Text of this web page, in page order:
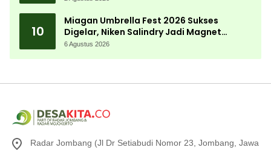
10
Miagan Umbrella Fest 2026 Sukses
Digelar, Niken Salindry Jadi Magnet
Ribuan Pengunjung
6 Agustus 2026
Radar Jombang (Jl Dr Setiabudi Nomor 23, Jombang, Jawa